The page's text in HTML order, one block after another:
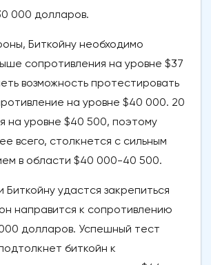
000 долларов.
Биткойну необходимо
сопротивления на уровне $37
возможность протестировать
на уровне $40 000. 20
на уровне $40 500, поэтому
всего, столкнется с сильным
в области $40 000-40 500.
Биткойну удастся закрепиться
направится к сопротивлению
долларов. Успешный тест
биткойн к